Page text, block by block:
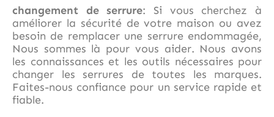
changement de serrure: Si vous cherchez à
améliorer la sécurité de votre maison ou avez
besoin de remplacer une serrure endommagée,
Nous sommes là pour vous aider. Nous avons
les connaissances et les outils nécessaires pour
changer les serrures de toutes les marques.
Faites-nous confiance pour un service rapide et
fiable.